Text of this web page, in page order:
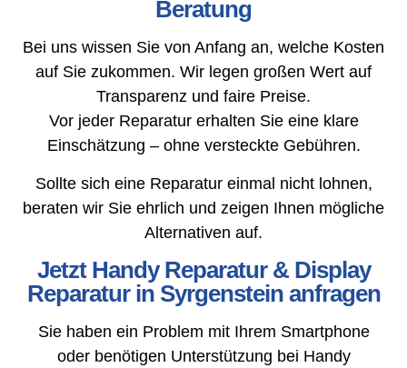
Beratung
Bei uns wissen Sie von Anfang an, welche Kosten
auf Sie zukommen. Wir legen großen Wert auf
Transparenz und faire Preise.
Vor jeder Reparatur erhalten Sie eine klare
Einschätzung – ohne versteckte Gebühren.
Sollte sich eine Reparatur einmal nicht lohnen,
beraten wir Sie ehrlich und zeigen Ihnen mögliche
Alternativen auf.
Jetzt Handy Reparatur & Display
Reparatur in Syrgenstein anfragen
Sie haben ein Problem mit Ihrem Smartphone
oder benötigen Unterstützung bei Handy